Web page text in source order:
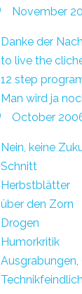
November
Danke der
to live the
12 step
Man wird ja
October
Nein, keine
Schnitt
Herbstblätter
über den Zorn
Drogen
Humorkritik